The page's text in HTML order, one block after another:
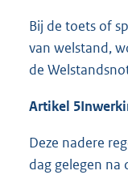
Bij de toets of
van welstand,
de
Artikel 5
Deze nadere
dag gelegen na